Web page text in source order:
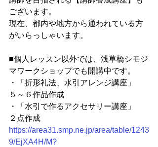
ございます。
現在、都内や地方から通われている方
がいらっしゃいます。
■個人レッスン以外では、浅草橋シモジ
マワークショップでも開講中です。
・「折形礼法、水引アレンジ講座」
５～６作品作成
・「水引で作るアクセサリー講座」
２点作成
https://area31.smp.ne.jp/area/table/1243
9/EjXA4H/M?